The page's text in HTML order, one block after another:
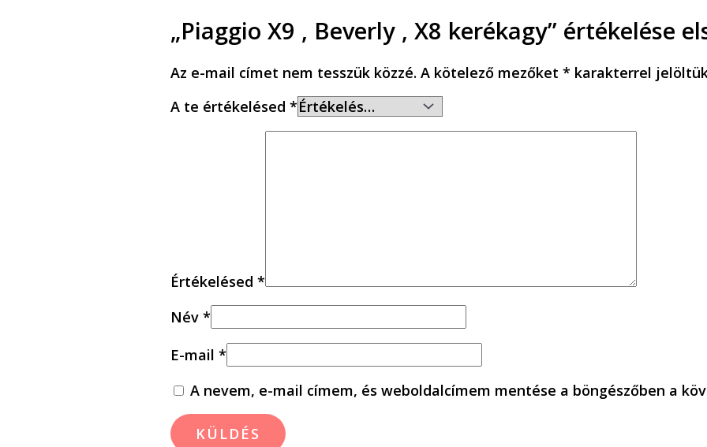
„Piaggio X9 , Beverly , X8 kerékagy” értékelése
Az e-mail címet nem tesszük közzé. A kötelező mezőket * karakterrel
A te értékelésed *
Értékelésed *
Név *
E-mail *
A nevem, e-mail címem, és weboldalcímem mentése a böngészőben a